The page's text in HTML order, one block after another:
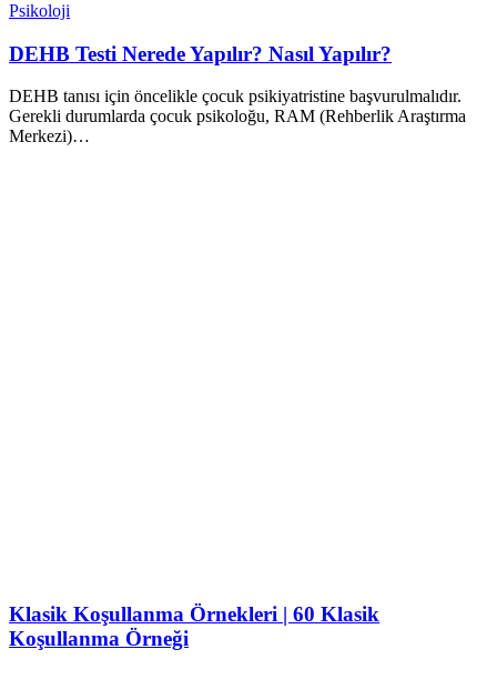
Psikoloji
DEHB Testi Nerede Yapılır? Nasıl Yapılır?
DEHB tanısı için öncelikle çocuk psikiyatristine başvurulmalıdır.
Gerekli durumlarda çocuk psikoloğu, RAM (Rehberlik Araştırma
Merkezi)…
Klasik Koşullanma Örnekleri | 60 Klasik
Koşullanma Örneği